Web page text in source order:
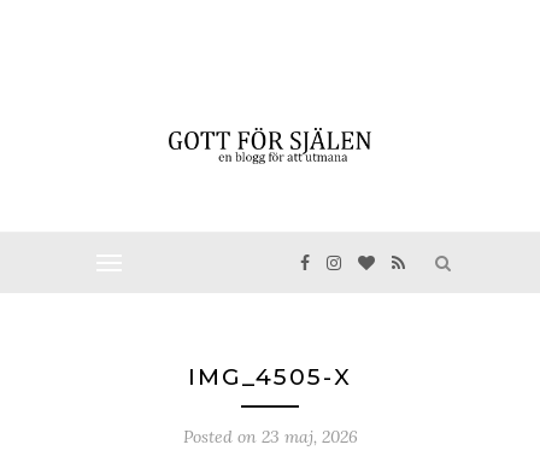
IMG_4505-X
Posted on 23 maj, 2026